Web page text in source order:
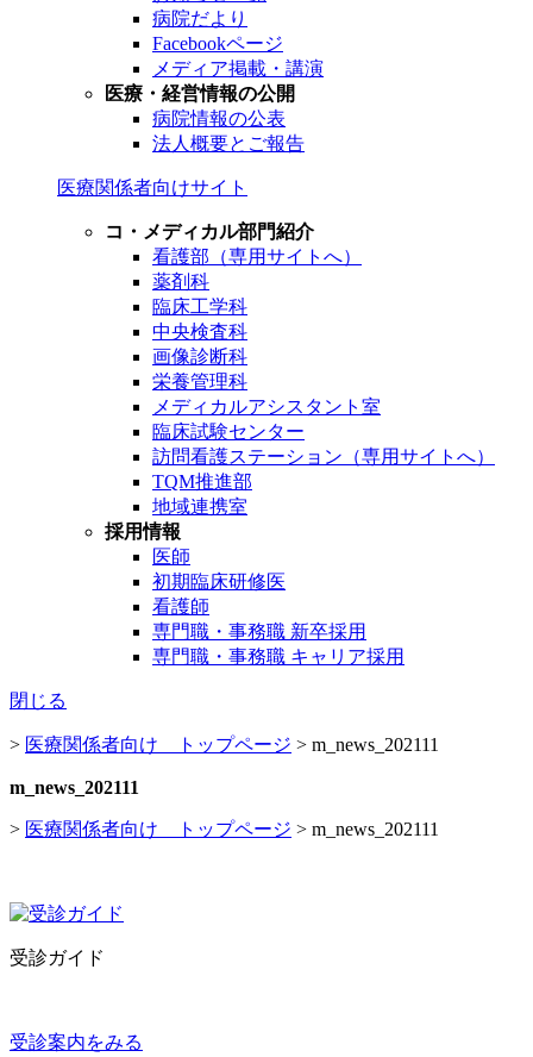
病院だより
Facebookページ
メディア掲載・講演
医療・経営情報の公開
病院情報の公表
法人概要とご報告
医療関係者向けサイト
コ・メディカル部門紹介
看護部（専用サイトへ）
薬剤科
臨床工学科
中央検査科
画像診断科
栄養管理科
メディカルアシスタント室
臨床試験センター
訪問看護ステーション（専用サイトへ）
TQM推進部
地域連携室
採用情報
医師
初期臨床研修医
看護師
専門職・事務職 新卒採用
専門職・事務職 キャリア採用
閉じる
> 医療関係者向け トップページ > m_news_202111
m_news_202111
> 医療関係者向け トップページ > m_news_202111
受診ガイド
受診案内をみる